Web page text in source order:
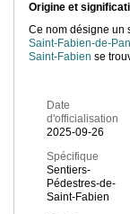
Origine et
Ce nom désigne un
Saint-Fabien-de-
Saint-Fabien se
Date
d'officialisation
2025-09-26
Spécifique
Sentiers-
Pédestres-de-
Saint-Fabien